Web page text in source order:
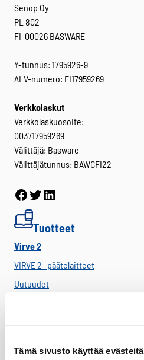
Tämä sivusto käyttää evästeitä
Senop Oy
PL 802
FI-00026 BASWARE
Y-tunnus: 1795926-9
ALV-numero: FI17959269
Verkkolaskut
Verkkolaskuosoite:
003717959269
Välittäjä: Basware
Välittäjätunnus: BAWCFI22
Twitter
Tuotteet
Virve 2
VIRVE 2 -päätelaitteet
Uutuudet